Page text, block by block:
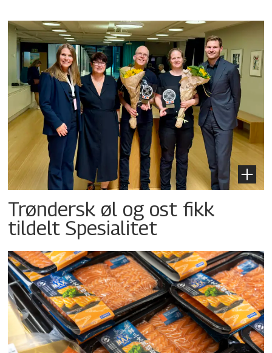
Trøndersk øl og ost fikk
tildelt Spesialitet